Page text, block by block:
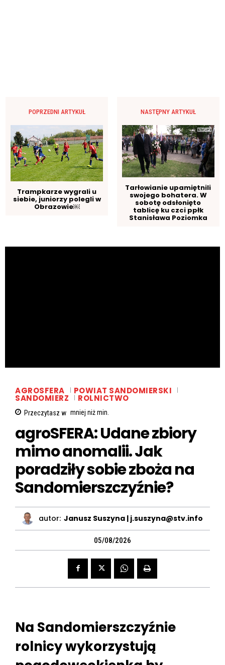
POPRZEDNI ARTYKUŁ
Trampkarze wygrali u
siebie, juniorzy polegli w
Obrazowie￼
NASTĘPNY ARTYKUŁ
Tarłowianie upamiętnili
swojego bohatera. W
sobotę odsłonięto
tablicę ku czci ppłk
Stanisława Poziomka